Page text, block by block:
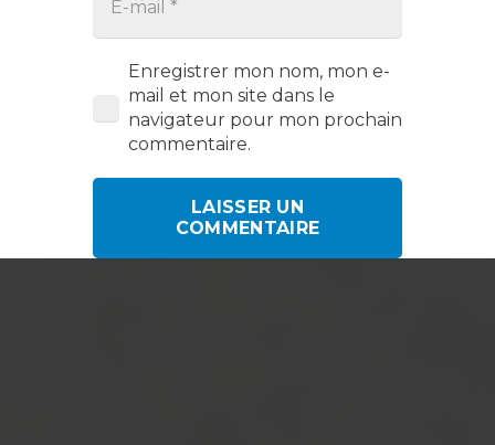
Enregistrer mon nom, mon e-
mail et mon site dans le
navigateur pour mon prochain
commentaire.
LAISSER UN
COMMENTAIRE